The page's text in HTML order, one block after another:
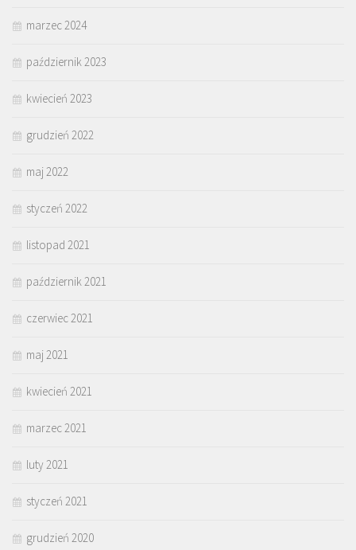
marzec 2024
październik 2023
kwiecień 2023
grudzień 2022
maj 2022
styczeń 2022
listopad 2021
październik 2021
czerwiec 2021
maj 2021
kwiecień 2021
marzec 2021
luty 2021
styczeń 2021
grudzień 2020